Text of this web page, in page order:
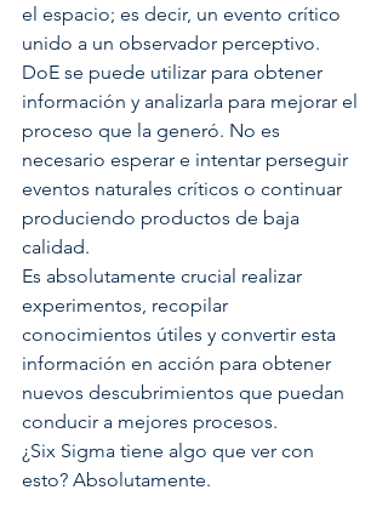
el espacio; es decir, un evento crítico
unido a un observador perceptivo.
DoE se puede utilizar para obtener
información y analizarla para mejorar el
proceso que la generó. No es
necesario esperar e intentar perseguir
eventos naturales críticos o continuar
produciendo productos de baja
calidad.
Es absolutamente crucial realizar
experimentos, recopilar
conocimientos útiles y convertir esta
información en acción para obtener
nuevos descubrimientos que puedan
conducir a mejores procesos.
¿Six Sigma tiene algo que ver con
esto? Absolutamente.